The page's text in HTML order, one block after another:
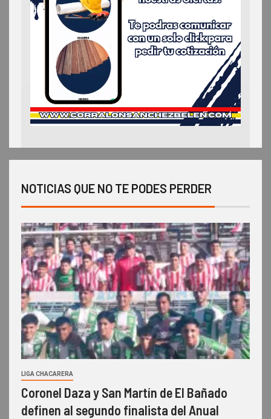
NOTICIAS QUE NO TE PODES PERDER
LIGA CHACARERA
Coronel Daza y San Martín de El Bañado
definen al segundo finalista del Anual